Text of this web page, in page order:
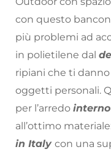
con questo
più problemi ad
in polietilene dal
ripiani che ti
oggetti personali.
per l’arredo interno
all’ottimo
in Italy con una